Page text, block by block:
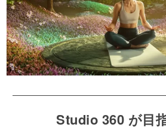
Studio 360 が目